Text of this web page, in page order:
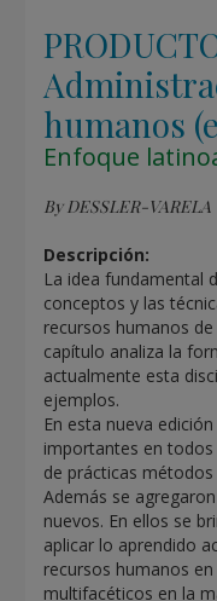
humanos
Enfoque
By DESSLER-VARELA
Descripción:
La idea fundamental
conceptos y las
recursos humanos
capítulo analiza la
actualmente esta
ejemplos.
En esta nueva
importantes en
de prácticas
Además se
nuevos. En ellos se
aplicar lo aprendido
recursos humanos
multifacéticos en la